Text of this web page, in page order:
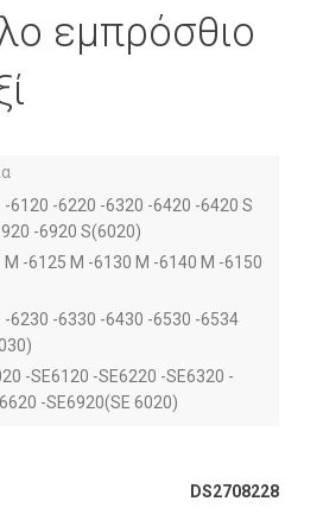
εμπρόσθιο
-6120 -6220 -6320 -6420 -6420 S
-6920 S(6020)
M -6125 M -6130 M -6140 M -6150
-6230 -6330 -6430 -6530 -6534
-SE6120 -SE6220 -SE6320 -
-SE6920(SE 6020)
DS2708228